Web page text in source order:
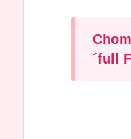
´full